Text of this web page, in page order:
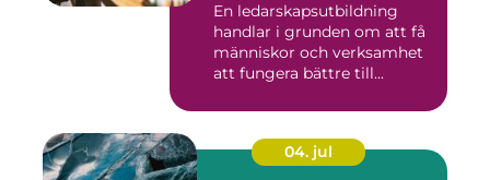
En ledarskapsutbildning
handlar i grunden om att få
människor och verksamhet
att fungera bättre till...
04. jul